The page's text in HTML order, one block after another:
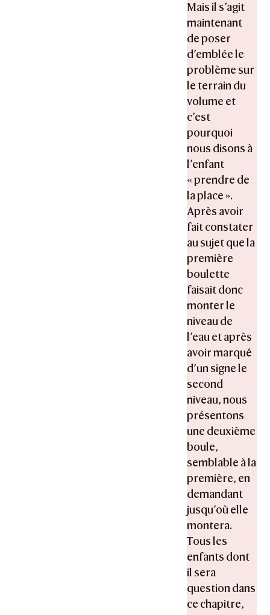
Mais il s’agit
maintenant
de poser
d’emblée le
problème sur
le terrain du
volume et
c’est
pourquoi
nous disons à
l’enfant
« prendre de
la place ».
Après avoir
fait constater
au sujet que la
première
boulette
faisait donc
monter le
niveau de
l’eau et après
avoir marqué
d’un signe le
second
niveau, nous
présentons
une deuxième
boule,
semblable à la
première, en
demandant
jusqu’où elle
montera.
Tous les
enfants dont
il sera
question dans
ce chapitre,